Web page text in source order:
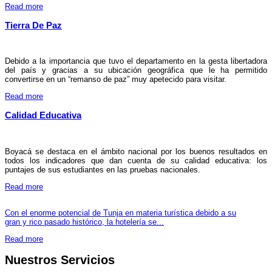
Read more
Tierra De Paz
Debido a la importancia que tuvo el departamento en la gesta libertadora
del país y gracias a su ubicación geográfica que le ha permitido
convertirse en un “remanso de paz” muy apetecido para visitar.
Read more
Calidad Educativa
Boyacá se destaca en el ámbito nacional por los buenos resultados en
todos los indicadores que dan cuenta de su calidad educativa: los
puntajes de sus estudiantes en las pruebas nacionales.
Read more
Con el enorme potencial de Tunja en materia turística debido a su
gran y rico pasado histórico, la hotelería se...
Read more
Nuestros Servicios